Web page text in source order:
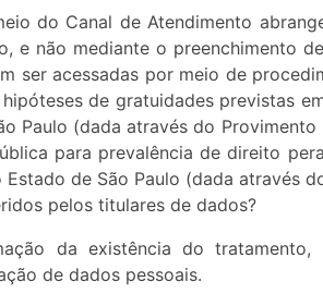
do Canal de Atendimento
não mediante o preenchimento
ser acessadas por meio de
de gratuidades previstas
Paulo (dada através do
para prevalência de direito
de São Paulo (dada através
pelos titulares de dados?
da existência do tratamento,
de dados pessoais.